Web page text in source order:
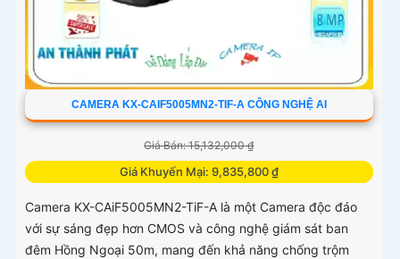
CAMERA KX-CAIF5005MN2-TIF-A CÔNG NGHỆ AI
Giá Bán: 15,132,000 ₫
Giá Khuyến Mại: 9,835,800 ₫
Camera KX-CAiF5005MN2-TiF-A là một Camera độc đáo
với sự sáng đẹp hơn CMOS và công nghệ giám sát ban
đêm Hồng Ngoại 50m, mang đến khả năng chống trộm